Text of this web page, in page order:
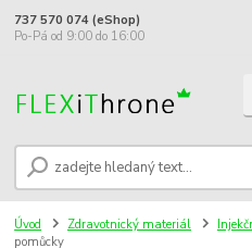
737 570 074 (eShop)
Po-Pá od 9:00 do 16:00
Úvod Zdravotnický materiál
pomůcky